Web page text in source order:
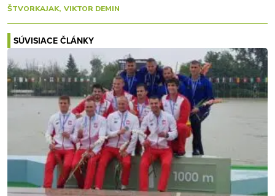
ŠTVORKAJAK VIKTOR DEMIN
SÚVISIACE ČLÁNKY